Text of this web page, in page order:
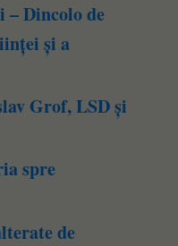
– Dincolo de
și a
Grof, LSD și
spre
de